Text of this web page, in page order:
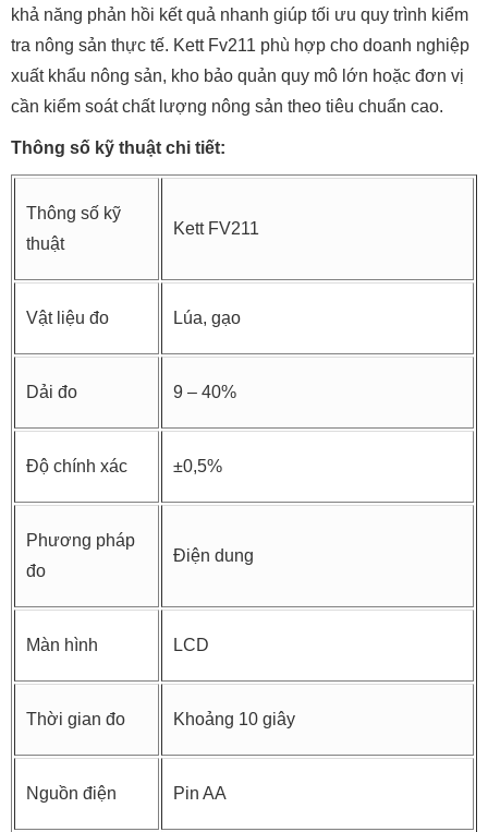
khả năng phản hồi kết quả nhanh giúp tối ưu quy trình kiểm
tra nông sản thực tế. Kett Fv211 phù hợp cho doanh nghiệp
xuất khẩu nông sản, kho bảo quản quy mô lớn hoặc đơn vị
cần kiểm soát chất lượng nông sản theo tiêu chuẩn cao.
Thông số kỹ thuật chi tiết:
Thông số kỹ
thuật
Kett FV211
Vật liệu đo Lúa, gạo
Dải đo 9 – 40%
Độ chính xác ±0,5%
Phương pháp
đo
Điện dung
Màn hình LCD
Thời gian đo Khoảng 10 giây
Nguồn điện Pin AA